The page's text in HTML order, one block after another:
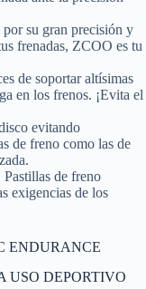
por su gran precisión y
frenadas, ZCOO es tu
de soportar altísimas
en los frenos. ¡Evita el
evitando
de freno como las de
Pastillas de freno
exigencias de los
ENDURANCE
USO DEPORTIVO